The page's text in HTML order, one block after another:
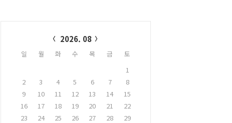
2026. 08
일 월 화 수 목 금
토
1
2
3 4 5 6 7
8
9
10 11 12 13 14
15
16
17 18 19 20 21
22
23
24 25 26 27 28
29